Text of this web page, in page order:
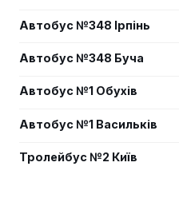
Автобус №348 Ірпінь
Автобус №348 Буча
Автобус №1 Обухів
Автобус №1 Васильків
Тролейбус №2 Київ